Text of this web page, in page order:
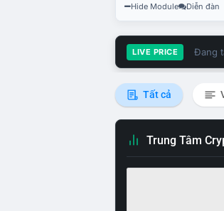
Hide Module Diễn đàn
LIVE PRICE Đang
Tất cả
Trung Tâm